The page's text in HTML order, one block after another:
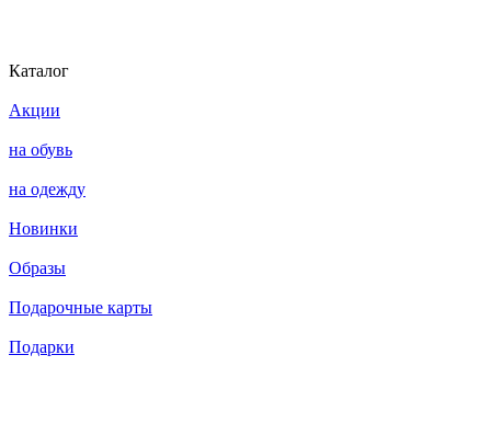
Каталог
Акции
на обувь
на одежду
Новинки
Образы
Подарочные карты
Подарки